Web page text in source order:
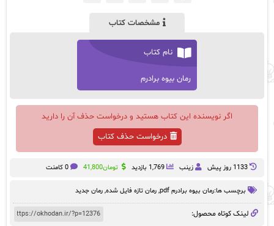
مشخصات کتاب
نام کتاب
رمان بیوه برادرم
اگر نویسنده این کتاب هستید و درخواست حذف آن را دارید
درخواست حذف کتاب
1133 روز پيش زینب 1,769 بازدید تومان41,800 0 کامنت
برچسب ها:رمان بیوه برادرم pdf , رمان تازه فایل شده, رمان جدید
لینک کوتاه محصول: